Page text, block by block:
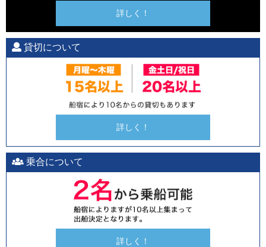
詳しく！
貸切について
詳しく！
乗合について
詳しく！